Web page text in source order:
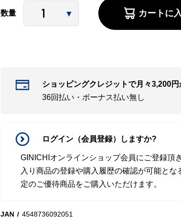
数量 カートに
ショッピングクレジットで月々3,200円
36回払い・ボーナス払い無し
ログイン（会員登録）しますか?
GINICHIオンラインショップ会員にご登録頂
入り商品の登録や購入履歴の確認が可能とな
定のご優待商品をご購入いただけます。
JAN
4548736092051